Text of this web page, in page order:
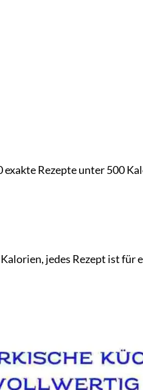
Rezepte unter 500
jedes Rezept ist für